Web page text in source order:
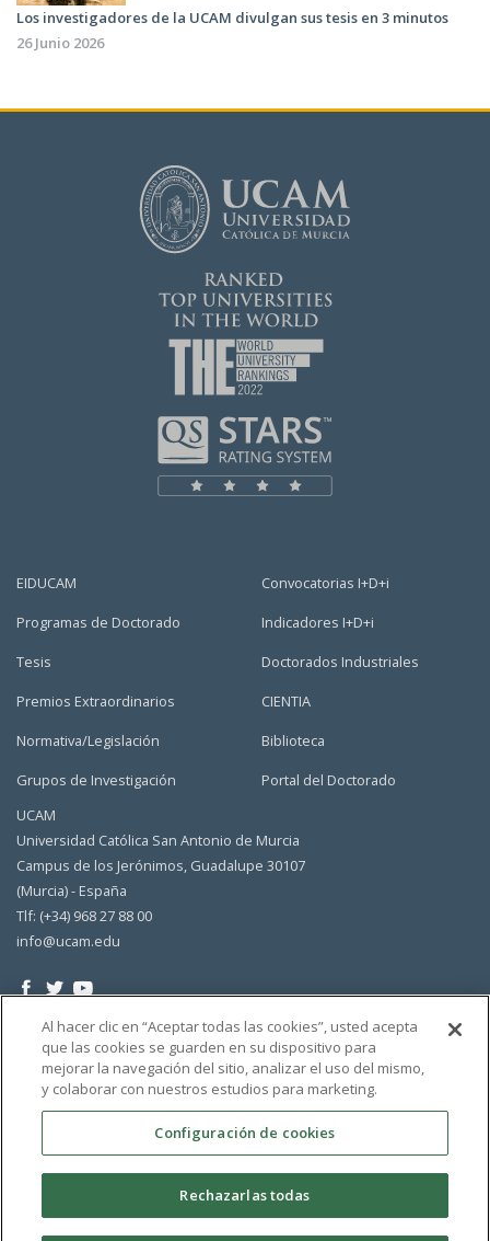
Los investigadores de la UCAM divulgan sus tesis en 3 minutos
26 Junio 2026
EIDUCAM
Programas de Doctorado
Tesis
Premios Extraordinarios
Normativa/Legislación
Grupos de Investigación
Convocatorias I+D+i
Indicadores I+D+i
Doctorados Industriales
CIENTIA
Biblioteca
Portal del Doctorado
UCAM
Universidad Católica San Antonio de Murcia
Campus de los Jerónimos, Guadalupe 30107
(Murcia) - España
Tlf: (+34) 968 27 88 00
info@ucam.edu
Al hacer clic en “Aceptar todas las cookies”, usted acepta
que las cookies se guarden en su dispositivo para
mejorar la navegación del sitio, analizar el uso del mismo,
y colaborar con nuestros estudios para marketing.
Configuración de cookies
Rechazarlas todas